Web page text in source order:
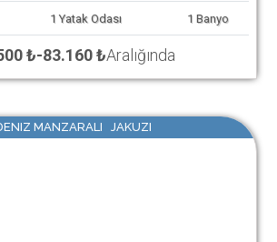
1 Yatak Odası 1 Banyo
₺-83.160 ₺Aralığında
MANZARALI JAKUZI